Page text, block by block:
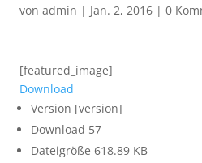
von admin | Jan. 2, 2016 | 0
[featured_image]
Download
Version [version]
Download 57
Dateigröße 618.89 KB